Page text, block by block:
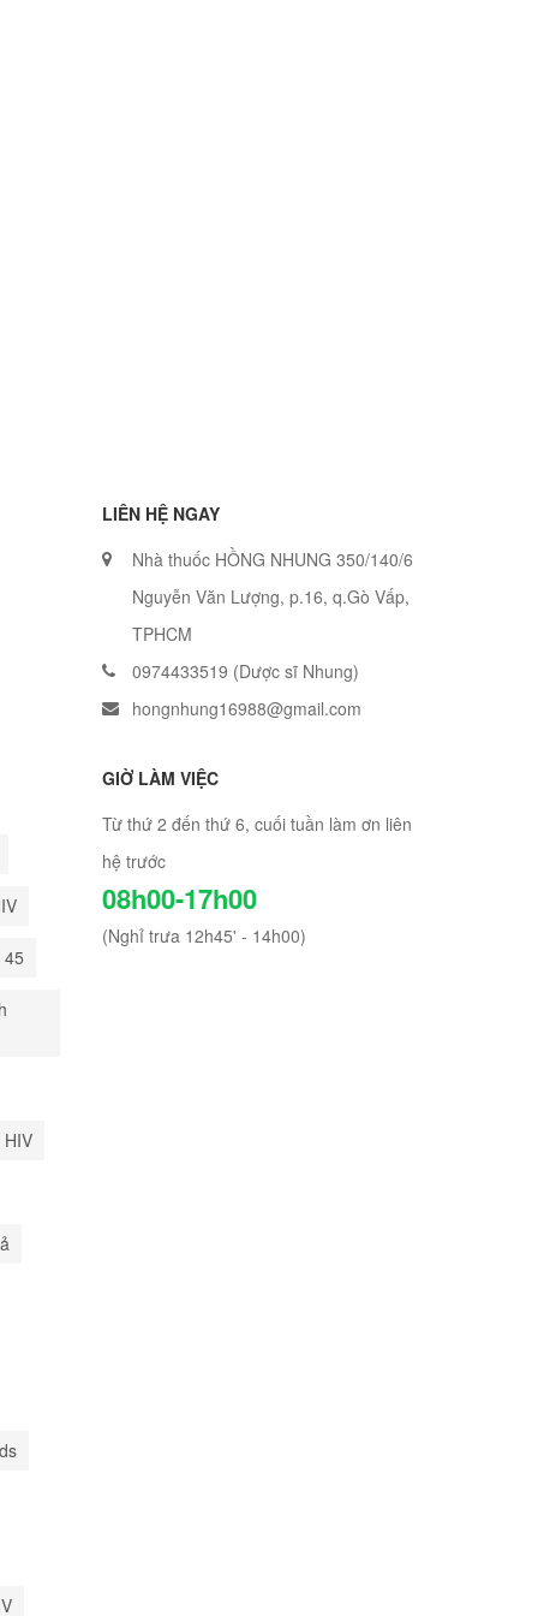
LIÊN HỆ NGAY
Nhà thuốc HỒNG NHUNG 350/140/6
Nguyễn Văn Lượng, p.16, q.Gò Vấp,
TPHCM
0974433519 (Dược sĩ Nhung)
hongnhung16988@gmail.com
GIỜ LÀM VIỆC
Từ thứ 2 đến thứ 6, cuối tuần làm ơn liên
hệ trước
08h00-17h00
(Nghỉ trưa 12h45' - 14h00)